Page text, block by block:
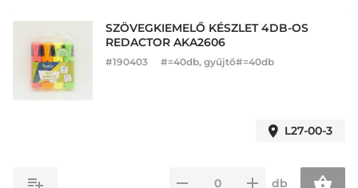
SZÖVEGKIEMELŐ KÉSZLET 4DB-OS
REDACTOR AKA2606
#190403 #=40db, gyűjtő#=40db
L27-00-3
db